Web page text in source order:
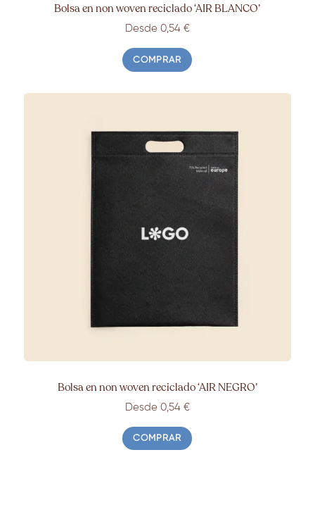
Bolsa en non woven reciclado ‘AIR BLANCO’
Desde 0,54 €
COMPRAR
Bolsa en non woven reciclado ‘AIR NEGRO’
Desde 0,54 €
COMPRAR